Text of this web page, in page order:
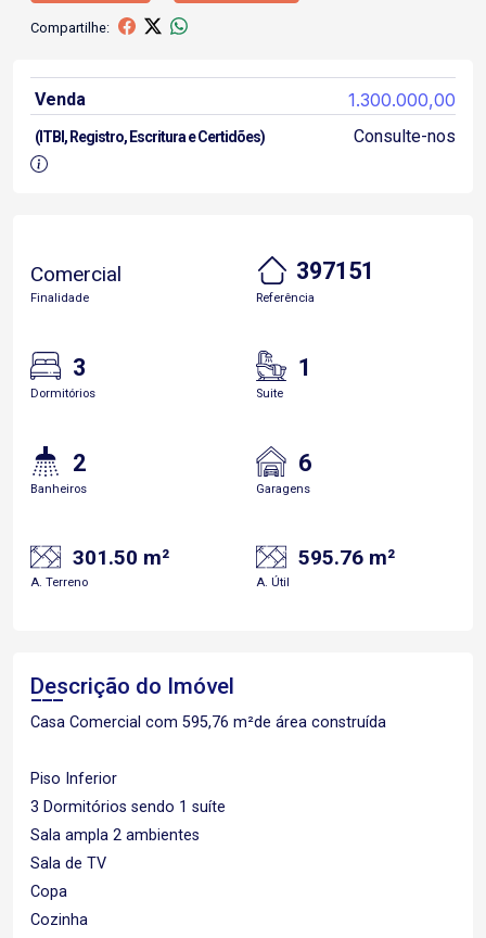
Compartilhe:
Venda 1.300.000,00
(ITBI, Registro, Escritura e Certidões) Consulte-nos
Comercial
Finalidade
397151
Referência
3
Dormitórios
1
Suite
2
Banheiros
6
Garagens
301.50 m²
A. Terreno
595.76 m²
A. Útil
Descrição do Imóvel
Casa Comercial com 595,76 m²de área construída
Piso Inferior
3 Dormitórios sendo 1 suíte
Sala ampla 2 ambientes
Sala de TV
Copa
Cozinha